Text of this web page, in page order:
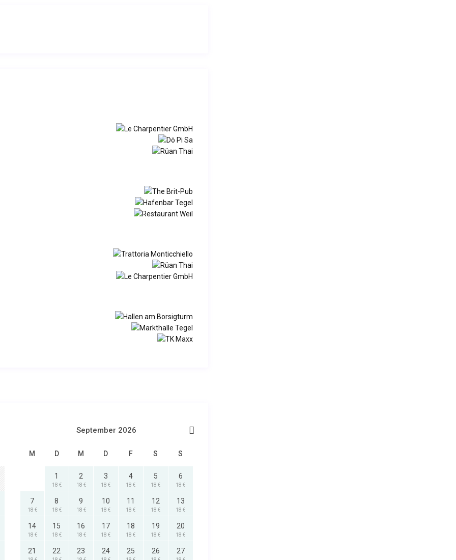
September 2026
M D M D F S S
1
18 €
2
18 €
3
18 €
4
18 €
5
18 €
6
18 €
7
18 €
8
18 €
9
18 €
10
18 €
11
18 €
12
18 €
13
18 €
14
18 €
15
18 €
16
18 €
17
18 €
18
18 €
19
18 €
20
18 €
21 22 23 24 25 26 27